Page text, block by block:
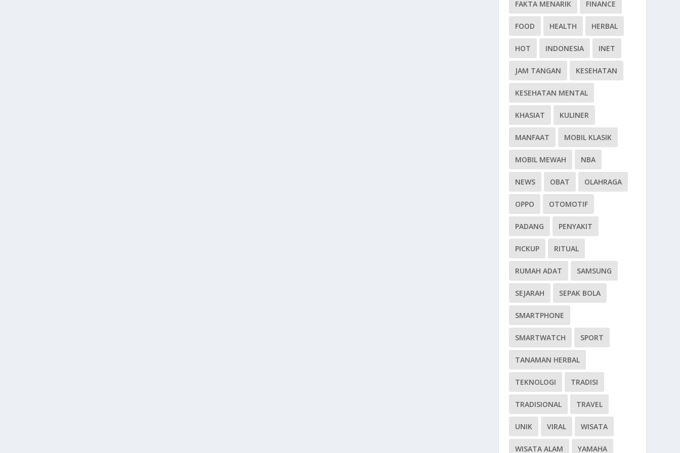
FAKTA MENARIK FINANCE
FOOD HEALTH HERBAL
HOT INDONESIA INET
JAM TANGAN KESEHATAN
KESEHATAN MENTAL
KHASIAT KULINER
MANFAAT MOBIL KLASIK
MOBIL MEWAH NBA
NEWS OBAT OLAHRAGA
OPPO OTOMOTIF
PADANG PENYAKIT
PICKUP RITUAL
RUMAH ADAT SAMSUNG
SEJARAH SEPAK BOLA
SMARTPHONE
SMARTWATCH SPORT
TANAMAN HERBAL
TEKNOLOGI TRADISI
TRADISIONAL TRAVEL
UNIK VIRAL WISATA
WISATA ALAM YAMAHA